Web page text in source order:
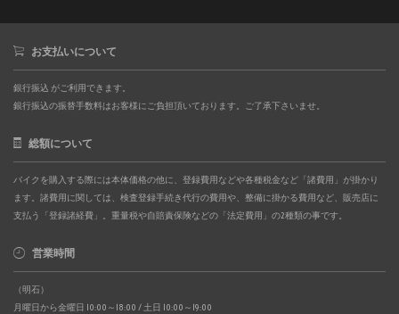
お支払いについて
銀行振込 がご利用できます。
銀行振込の振替手数料はお客様にご負担頂いております。ご了承下さいませ。
総額について
バイクを購入する際には本体価格の他に、登録費用などや各種税金など「諸費用」が掛かり
ます。諸費用に関しては、検査登録手続き代行の費用や、整備に掛かる費用など、販売店に
支払う「登録諸経費」。重量税や自賠責保険などの「法定費用」の2種類の事です。
営業時間
（明石）
月曜日から金曜日 10:00～18:00 / 土日 10:00～19:00